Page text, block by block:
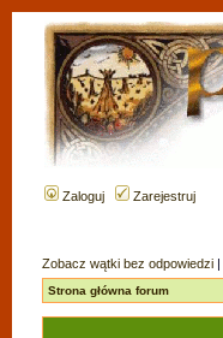
Zaloguj Zarejestruj
Zobacz wątki bez odpowiedzi |
Strona główna forum